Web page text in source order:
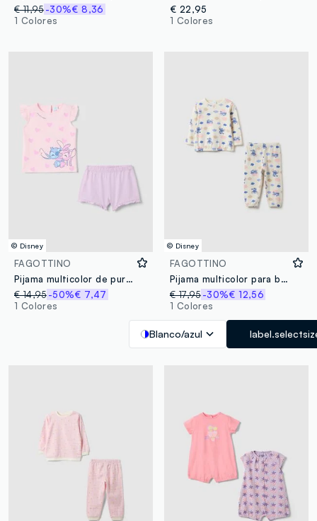
€ 11,95-30%€ 8,36
1 Colores
€ 22,95
1 Colores
© Disney
FAGOTTINO
Pijama multicolor de puro algodón para bebé niña, ajuste regular con Stitch
€ 14,95-50%€ 7,47
1 Colores
© Disney
FAGOTTINO
Pijama multicolor para bebé niña en algodón puro ajuste regular con estampados
€ 17,95 -30%€ 12,56
1 Colores
Blanco/azul